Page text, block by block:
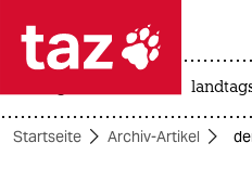
 taz zahl
taz zahl ich
Startseite Archiv-Artikel